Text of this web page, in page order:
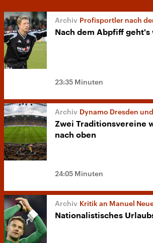
Profisportler nach
Nach dem Abpfiff
23:35 Minuten
Dynamo Dresden
Zwei Traditionsvereine
nach oben
24:05 Minuten
Kritik an Manuel
Nationalistisches